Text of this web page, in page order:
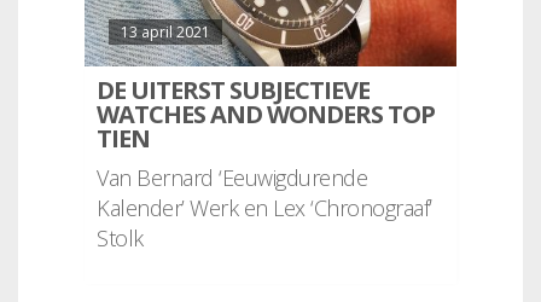
13 april 2021
DE UITERST SUBJECTIEVE
WATCHES AND WONDERS TOP
TIEN
Van Bernard ‘Eeuwigdurende
Kalender’ Werk en Lex ‘Chronograaf’
Stolk